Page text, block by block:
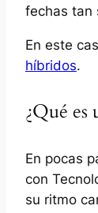
fechas tan
En este
híbridos.
¿Qué
En pocas
con
su ritmo